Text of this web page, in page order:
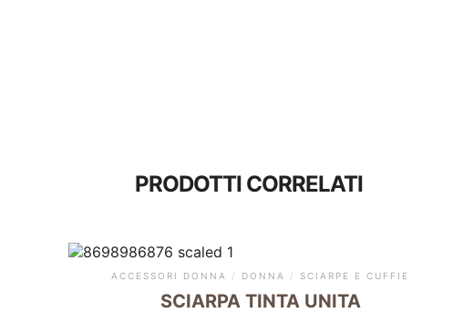
PRODOTTI CORRELATI
ACCESSORI DONNA / DONNA / SCIARPE E CUFFIE
SCIARPA TINTA UNITA